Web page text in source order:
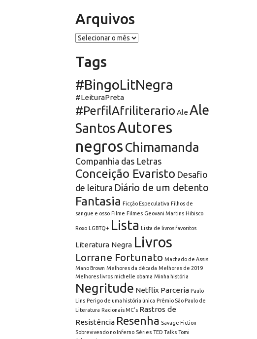
Arquivos
Arquivos
Tags
#BingoLitNegra
#LeituraPreta
#PerfilAfriliterario Ale Ale
SantosAutores
negros Chimamanda
Companhia das Letras
Conceição Evaristo Desafio
de leitura Diário de um detento
Fantasia Ficção Especulativa Filhos de
sangue e osso Filme Filmes Geovani Martins Hibisco
Roxo LGBTQ+ Lista Lista de livros favoritos
Literatura Negra Livros
Lorrane Fortunato Machado de Assis
Mano Brown Melhores da década Melhores de 2019
Melhores livros michelle obama Minha história
Negritude Netflix Parceria Paulo
Lins Perigo de uma história única Prêmio São Paulo de
Literatura Racionais MC's Rastros de
Resistência Resenha Savage Fiction
Sobrevivendo no Inferno Séries TED Talks Tomi